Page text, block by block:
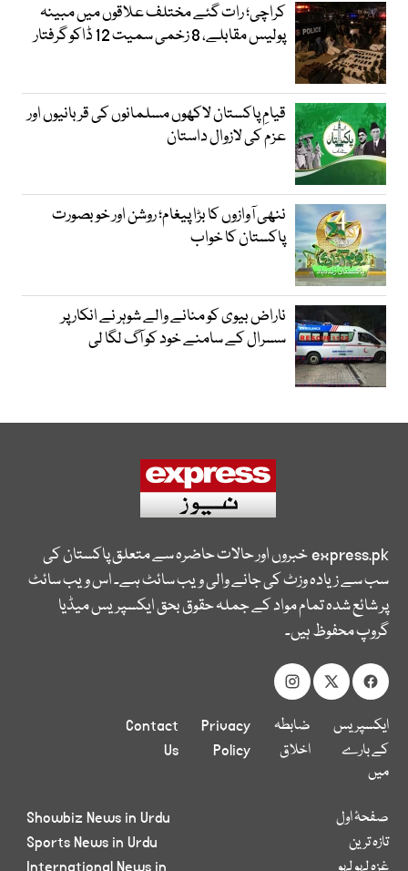
کراچی؛ رات گئے مختلف علاقوں میں مبینہ
پولیس مقابلے، 8 زخمی سمیت 12 ڈاکو گرفتار
قیامِ پاکستان لاکھوں مسلمانوں کی قربانیوں اور
عزم کی لازوال داستان
ننھی آوازوں کا بڑا پیغام؛ روشن اور خوبصورت
پاکستان کا خواب
ناراض بیوی کو منانے والے شوہر نے انکار پر
سسرال کے سامنے خود کو آگ لگا لی
express.pkخبروں اور حالات حاضرہ سے متعلق پاکستان کی
سب سے زیادہ وزٹ کی جانے والی ویب سائٹ ہے۔ اس ویب سائٹ
پر شائع شدہ تمام مواد کے جملہ حقوق بحق ایکسپریس میڈیا
گروپ محفوظ ہیں۔
ایکسپریس
کے بارے
میں
ضابطہ
اخلاق
Privacy
Policy
Contact
Us
صفحۂ اول
تازہ ترین
Showbiz News in Urdu
Sports News in Urdu